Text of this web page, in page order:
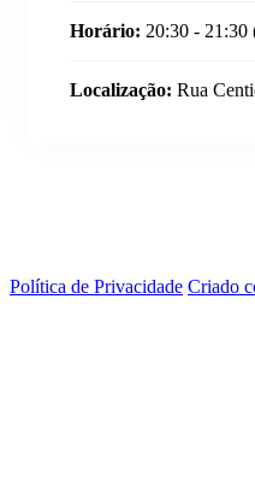
Horário: 20:30 - 21:30
Localização: Rua
Política de Privacidade Criado